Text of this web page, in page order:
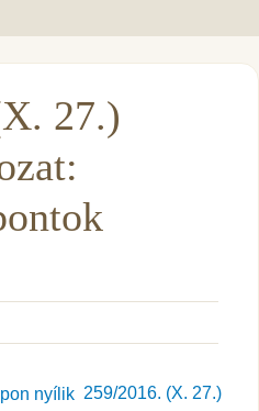
27.)
259/2016. (X. 27.)